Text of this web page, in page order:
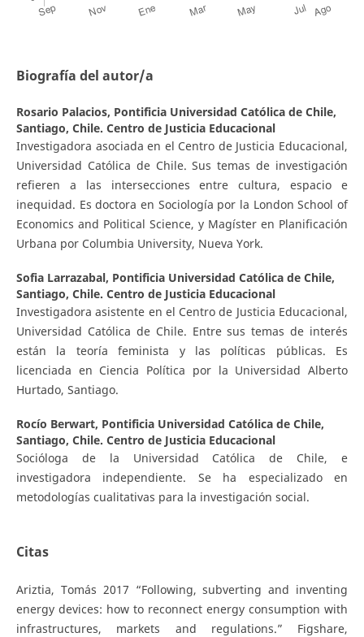
Biografía del autor/a
Rosario Palacios, Pontificia Universidad Católica de Chile,
Santiago, Chile. Centro de Justicia Educacional
Investigadora asociada en el Centro de Justicia Educacional,
Universidad Católica de Chile. Sus temas de investigación
refieren a las intersecciones entre cultura, espacio e
inequidad. Es doctora en Sociología por la London School of
Economics and Political Science, y Magíster en Planificación
Urbana por Columbia University, Nueva York.
Sofia Larrazabal, Pontificia Universidad Católica de Chile,
Santiago, Chile. Centro de Justicia Educacional
Investigadora asistente en el Centro de Justicia Educacional,
Universidad Católica de Chile. Entre sus temas de interés
están la teoría feminista y las políticas públicas. Es
licenciada en Ciencia Política por la Universidad Alberto
Hurtado, Santiago.
Rocío Berwart, Pontificia Universidad Católica de Chile,
Santiago, Chile. Centro de Justicia Educacional
Socióloga de la Universidad Católica de Chile, e
investigadora independiente. Se ha especializado en
metodologías cualitativas para la investigación social.
Citas
Ariztia, Tomás 2017 “Following, subverting and inventing
energy devices: how to reconnect energy consumption with
infrastructures, markets and regulations.” Figshare,